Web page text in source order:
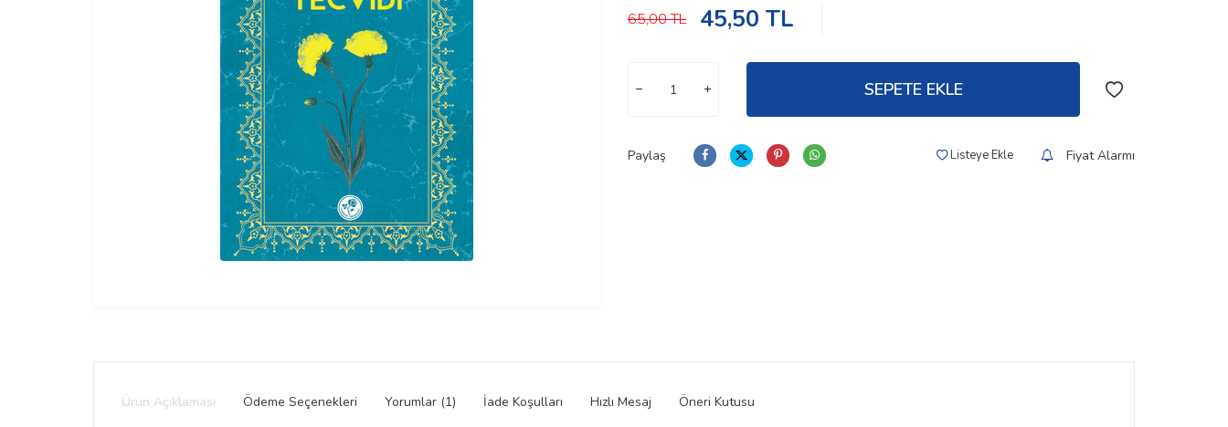
65,00TL 45,50 TL
SEPETE EKLE
Paylaş Listeye Ekle Fiyat Alarmı
Ürün Açıklaması Ödeme Seçenekleri Yorumlar (1) İade Koşulları Hızlı Mesaj Öneri Kutusu